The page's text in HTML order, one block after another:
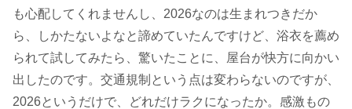
も心配してくれませんし、2026なのは生まれつきだか
ら、しかたないよなと諦めていたんですけど、浴衣を薦め
られて試してみたら、驚いたことに、屋台が快方に向かい
出したのです。交通規制という点は変わらないのですが、
2026というだけで、どれだけラクになったか。感激もの